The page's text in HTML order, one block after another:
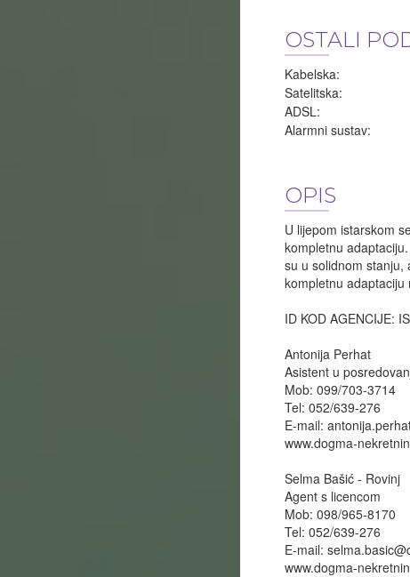
OSTALI
Kabelska:
Satelitska:
ADSL:
Alarmni sustav:
OPIS
U lijepom istarskom
kompletnu
su u solidnom stanju,
kompletnu adaptaciju
ID KOD AGENCIJE:
Antonija Perhat
Asistent u
Mob: 099/703-3714
Tel: 052/639-276
E-mail:
www.dogma-
Selma Bašić - Rovinj
Agent s licencom
Mob: 098/965-8170
Tel: 052/639-276
E-mail:
www.dogma-